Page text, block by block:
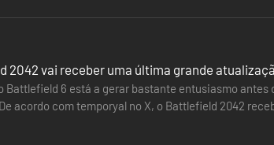
2042 vai receber uma última grande
Battlefield 6 está a gerar bastante entusiasmo
acordo com temporyal no X, o Battlefield 2042